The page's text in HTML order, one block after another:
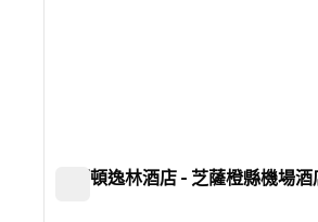
希爾頓逸林酒店 - 芝薩橙縣機場酒